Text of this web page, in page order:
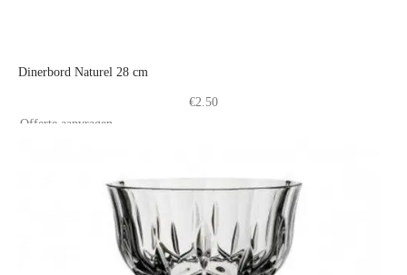
Dinerbord Naturel 28 cm
€2.50
Offerte aanvragen